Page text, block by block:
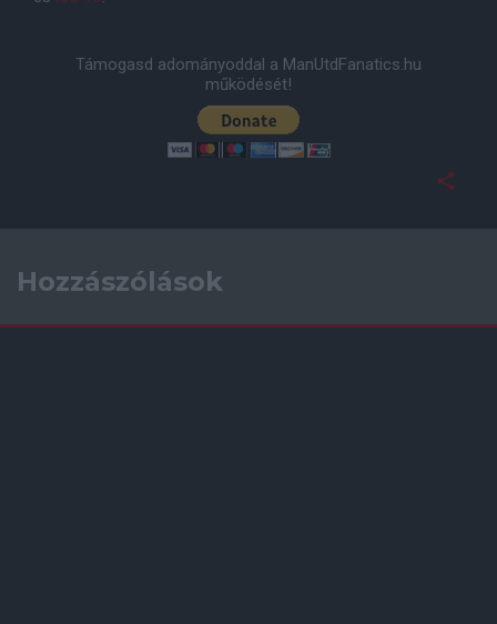
Támogasd adományoddal a ManUtdFanatics.hu
működését!
Hozzászólások